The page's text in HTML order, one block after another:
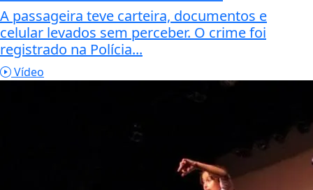
A passageira teve carteira, documentos e
celular levados sem perceber. O crime foi
registrado na Polícia...
Vídeo